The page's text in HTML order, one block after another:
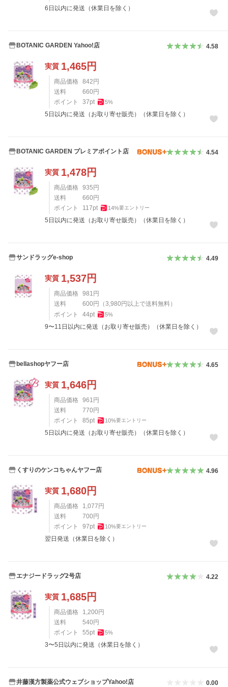
6日以内に発送（休業日を除く）
BOTANIC GARDEN Yahoo!店 4.58
実質 1,465円
商品価格 842円
送料
660円
ポイント
37pt 5%
5日以内に発送（お取り寄せ販売）（休業日を除く）
BOTANIC GARDEN プレミアポイント店 4.54
実質 1,478円
商品価格 935円
送料
660円
ポイント
117pt 14%要エントリー
5日以内に発送（お取り寄せ販売）（休業日を除く）
サンドラッグe-shop 4.49
実質 1,537円
商品価格 981 円
送料
600円 （3,980円以上で送料無料）
ポイント
44pt 5%
9〜11日以内に発送（お取り寄せ販売）（休業日を除く）
bellashopヤフー店 4.65
実質 1,646円
商品価格 961 円
送料
770円
ポイント
85pt 10%要エントリー
5日以内に発送（お取り寄せ販売）（休業日を除く）
くすりのケンコちゃんヤフー店 4.96
実質 1,680円
商品価格 1,077円
送料
700円
ポイント
97pt 10%要エントリー
翌日発送（休業日を除く）
エナジードラッグ2号店 4.22
実質 1,685円
商品価格 1,200円
送料
540円
ポイント
55pt 5%
3〜5日以内に発送（休業日を除く）
井藤漢方製薬公式ウェブショップYahoo!店 0.00